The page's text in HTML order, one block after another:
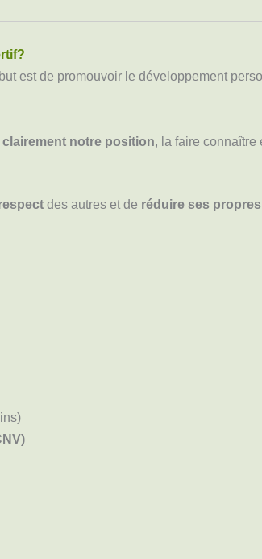
est de promouvoir le développement
notre position, la faire connaître
des autres et de réduire ses